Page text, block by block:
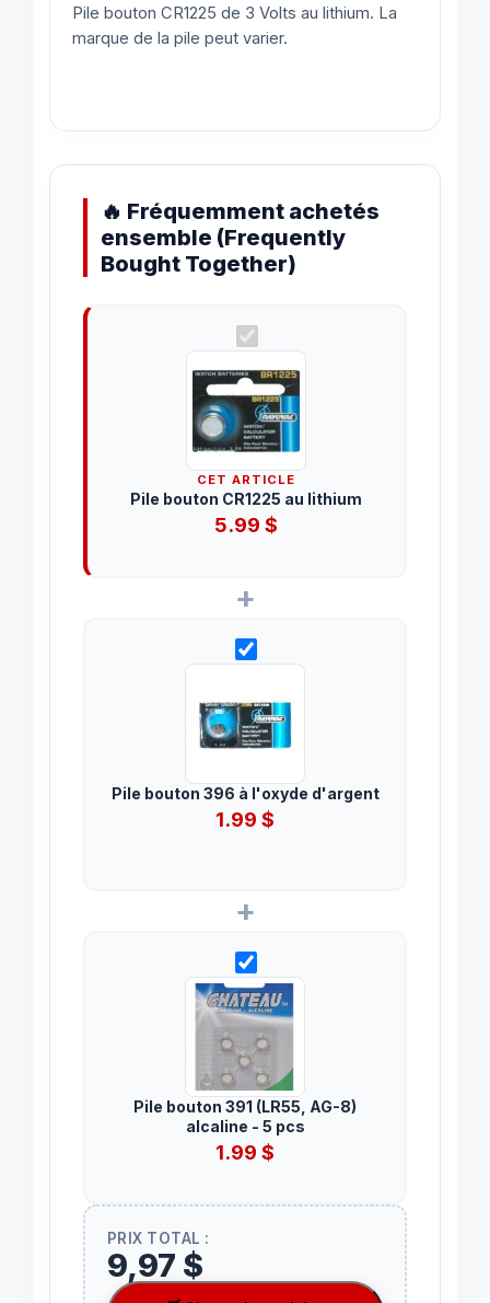
Pile bouton CR1225 de 3 Volts au lithium. La
marque de la pile peut varier.
🔥 Fréquemment achetés
ensemble (Frequently
Bought Together)
CET ARTICLE
Pile bouton CR1225 au lithium
5.99$
+
Pile bouton 396 à l'oxyde d'argent
1.99 $
+
Pile bouton 391 (LR55, AG-8)
alcaline - 5 pcs
1.99 $
PRIX TOTAL :
9,97 $